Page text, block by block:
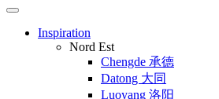
Inspiration
Nord Est
Chengde 承德
Datong 大同
Luoyang 洛阳